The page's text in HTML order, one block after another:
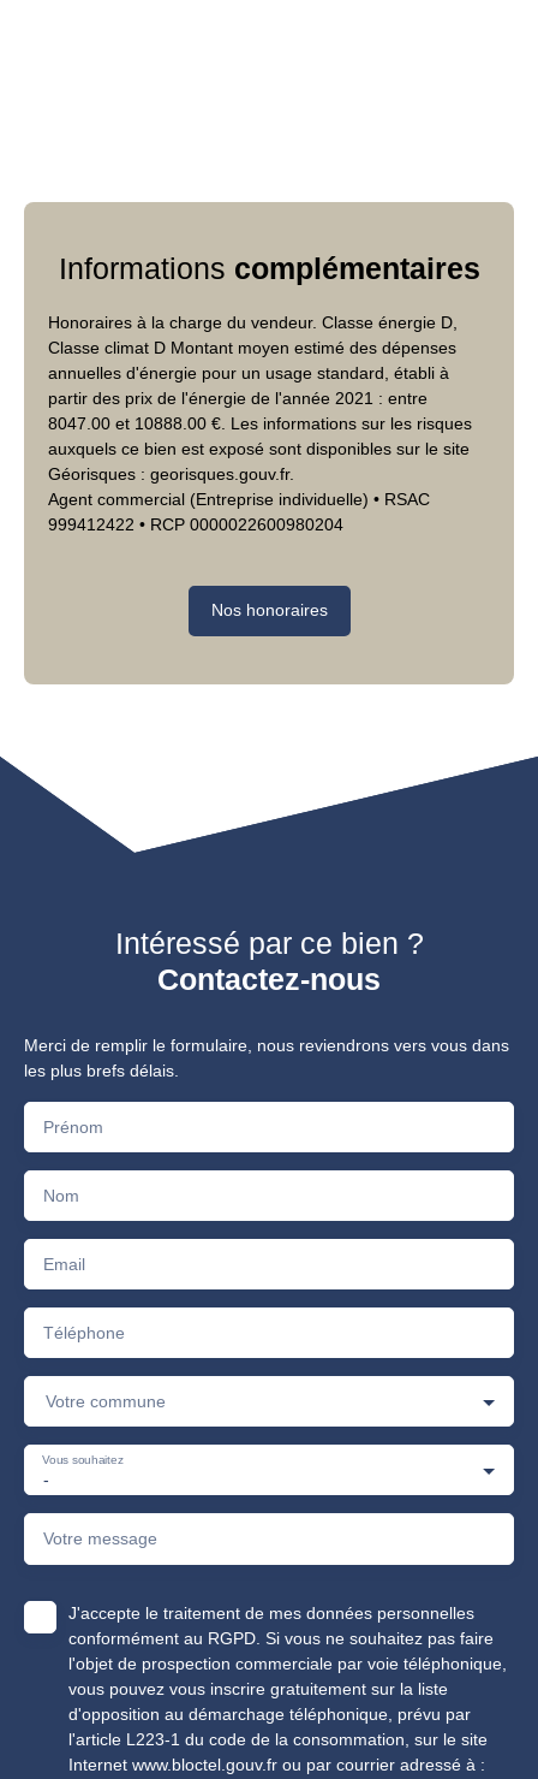
Informations complémentaires
Honoraires à la charge du vendeur. Classe énergie D,
Classe climat D Montant moyen estimé des dépenses
annuelles d'énergie pour un usage standard, établi à
partir des prix de l'énergie de l'année 2021 : entre
8047.00 et 10888.00 €. Les informations sur les risques
auxquels ce bien est exposé sont disponibles sur le site
Géorisques : georisques.gouv.fr.
Agent commercial (Entreprise individuelle) • RSAC
999412422 • RCP 0000022600980204
Nos honoraires
Intéressé par ce bien ?
Contactez-nous
Merci de remplir le formulaire, nous reviendrons vers vous dans
les plus brefs délais.
Prénom
Nom
Email
Téléphone
Votre commune
-
Vous souhaitez
Votre message
J'accepte le traitement de mes données personnelles
conformément au RGPD. Si vous ne souhaitez pas faire
l'objet de prospection commerciale par voie téléphonique,
vous pouvez vous inscrire gratuitement sur la liste
d'opposition au démarchage téléphonique, prévu par
l'article L223-1 du code de la consommation, sur le site
Internet www.bloctel.gouv.fr ou par courrier adressé à :